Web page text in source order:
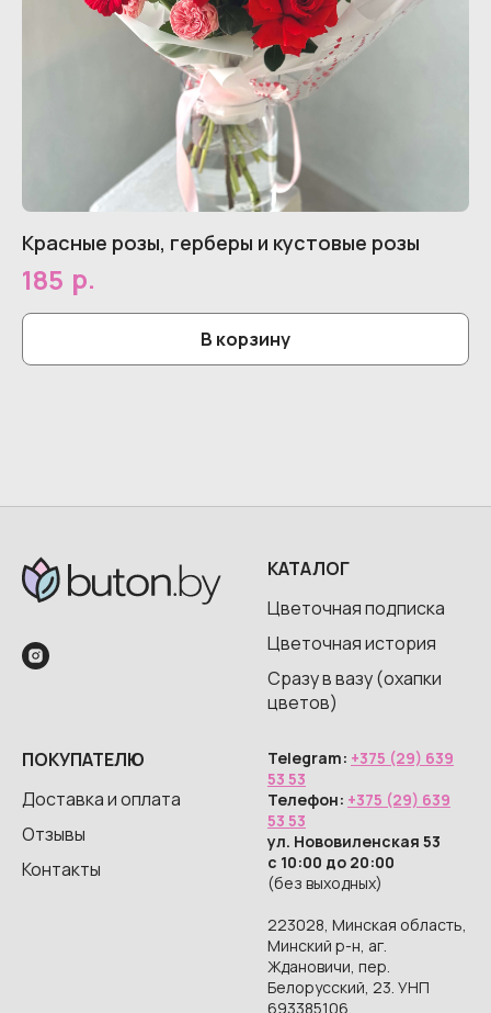
Красные розы, герберы и кустовые розы
185 р.
В корзину
КАТАЛОГ
Цветочная подписка
Цветочная история
Сразу в вазу (охапки
цветов)
ПОКУПАТЕЛЮ
Доставка и оплата
Отзывы
Контакты
Telegram: +375 (29) 639
53 53
Телефон: +375 (29) 639
53 53
ул. Нововиленская 53
с 10:00 до 20:00
(без выходных)
223028, Минская область,
Минский р-н, аг.
Ждановичи, пер.
Белорусский, 23. УНП
693385106,